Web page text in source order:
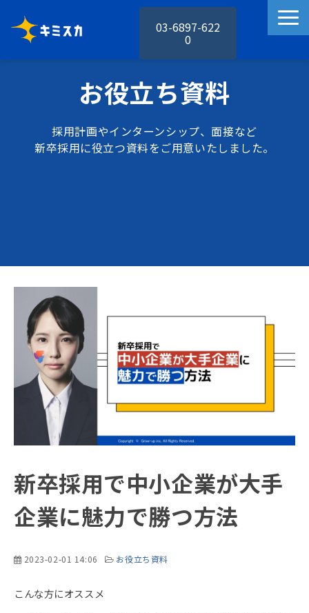
03-6897-622
0
キミスカの機能
料金プラン
お役立ち資料
採用計画やインターンシップ、面接など
新卒採用に役立つ資料をご用意いたしました。
新卒採用で中小企業が大手
企業に魅力で勝つ方法
2023-02-01 14:06 お役立ち資料
こんな方にオススメ